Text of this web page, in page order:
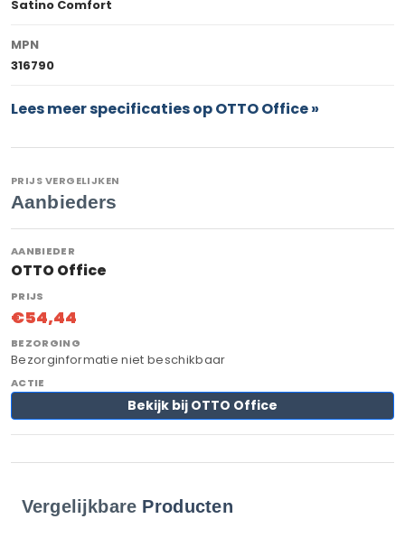
Satino Comfort
MPN
316790
Lees meer specificaties op OTTO Office »
PRIJS VERGELIJKEN
Aanbieders
OTTO Office
€54,44
Bezorginformatie niet beschikbaar
Bekijk bij OTTO Office
Vergelijkbare Producten